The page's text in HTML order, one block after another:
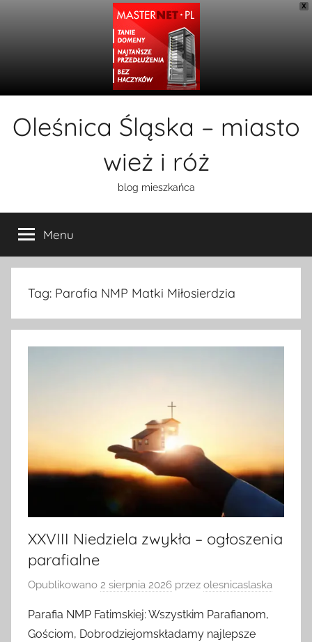
X
Oleśnica Śląska – miasto
wież i róż
blog mieszkańca
Menu
Tag: Parafia NMP Matki Miłosierdzia
XXVIII Niedziela zwykła – ogłoszenia
parafialne
Opublikowano 2 sierpnia 2026 przez olesnicaslaska
Parafia NMP Fatimskiej: Wszystkim Parafianom,
Gościom, Dobrodziejomskładamy najlepsze